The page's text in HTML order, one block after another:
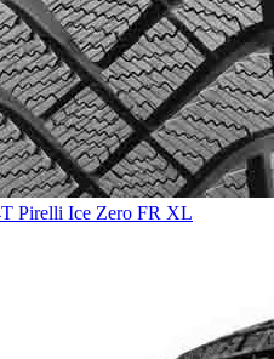
Pirelli Ice Zero FR XL